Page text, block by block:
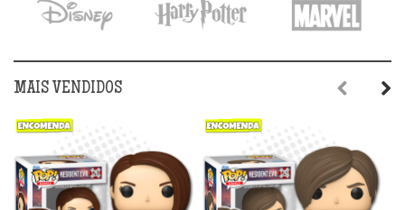
R$169,90.R$149,90.
R$169,90.
MAIS VENDIDOS